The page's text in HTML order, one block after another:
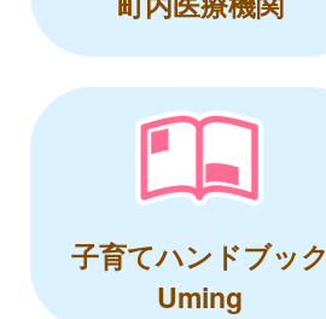
子育てハンドブック
Uming